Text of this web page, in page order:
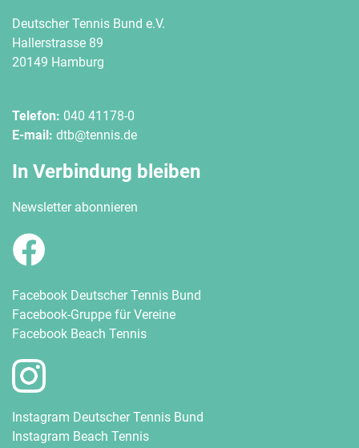
Deutscher Tennis Bund e.V.
Hallerstrasse 89
20149 Hamburg
Telefon: 040 41178-0
E-mail: dtb@tennis.de
In Verbindung bleiben
Newsletter abonnieren
Facebook Deutscher Tennis Bund
Facebook-Gruppe für Vereine
Facebook Beach Tennis
Instagram Deutscher Tennis Bund
Instagram Beach Tennis